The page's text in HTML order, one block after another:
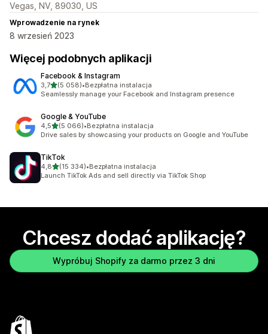
Vegas, NV, 89030, US
Wprowadzenie na rynek
8 wrzesień 2023
Więcej podobnych aplikacji
Facebook & Instagram
3,7na 5 gwiazdek
(5 058)
Łączna liczba recenzji: 5058
•Bezpłatna instalacja
Seamlessly manage your Facebook and Instagram presence
Google & YouTube
4,5na 5 gwiazdek
(5 066)
Łączna liczba recenzji: 5066
•Bezpłatna instalacja
Drive sales by showcasing your products on Google and YouTube
TikTok
4,8na 5 gwiazdek
(15 334)
Łączna liczba recenzji: 15334
•Bezpłatna instalacja
Launch TikTok Ads and sell directly via TikTok Shop
Chcesz dodać aplikację?
Wypróbuj Shopify za darmo przez 3 dni